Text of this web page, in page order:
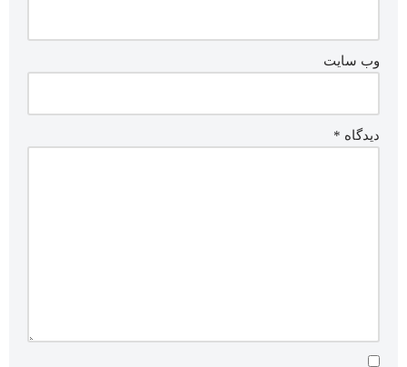
وب‌ سایت
دیدگاه *